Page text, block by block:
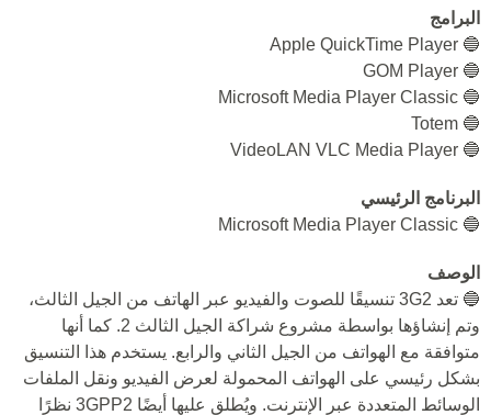
البرامج
🔵 Apple QuickTime Player
🔵 GOM Player
🔵 Microsoft Media Player Classic
🔵 Totem
🔵 VideoLAN VLC Media Player
البرنامج الرئيسي
🔵 Microsoft Media Player Classic
الوصف
🔵 تعد 3G2 تنسيقًا للصوت والفيديو عبر الهاتف من الجيل الثالث،
وتم إنشاؤها بواسطة مشروع شراكة الجيل الثالث 2. كما أنها
متوافقة مع الهواتف من الجيل الثاني والرابع. يستخدم هذا التنسيق
بشكل رئيسي على الهواتف المحمولة لعرض الفيديو ونقل الملفات
الوسائط المتعددة عبر الإنترنت. ويُطلق عليها أيضًا 3GPP2 نظرًا